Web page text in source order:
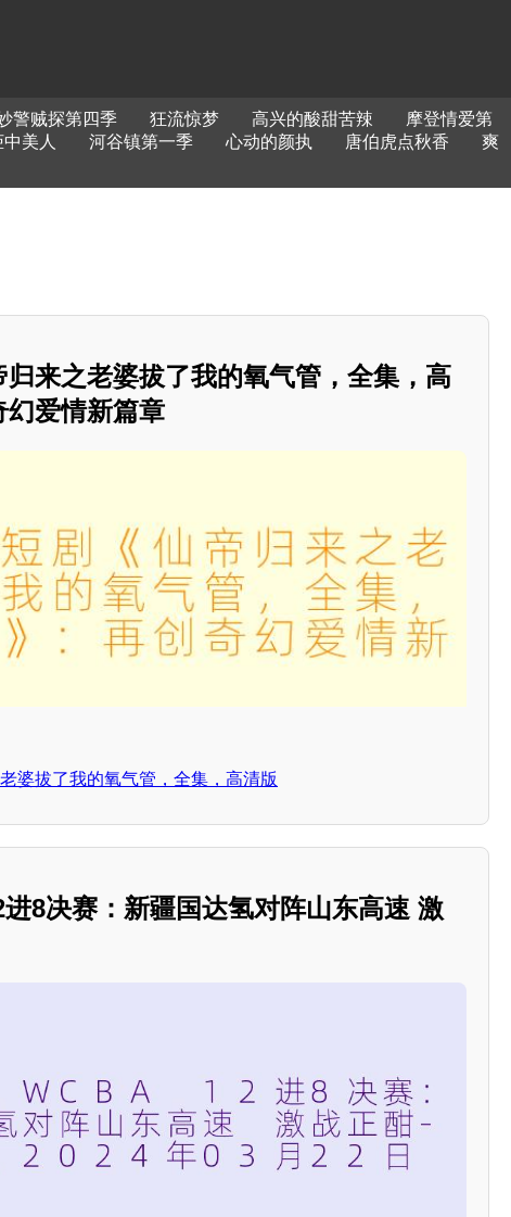
警贼探第四季 狂流惊梦 高兴的酸甜苦辣
摩登情爱第
中美人 河谷镇第一季 心动的颜执 唐伯虎点秋香
爽
来之老婆拔了我的氧气管，全集，高
幻爱情新篇章
婆拔了我的氧气管，全集，高清版
8决赛：新疆国达氢对阵山东高速 激